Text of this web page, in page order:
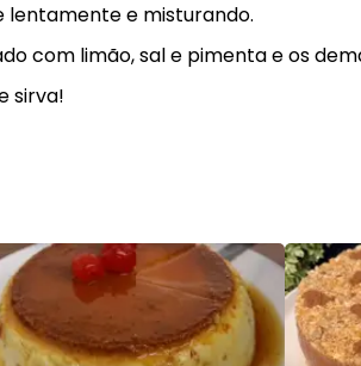
lentamente e misturando.
com limão, sal e pimenta e os
sirva!